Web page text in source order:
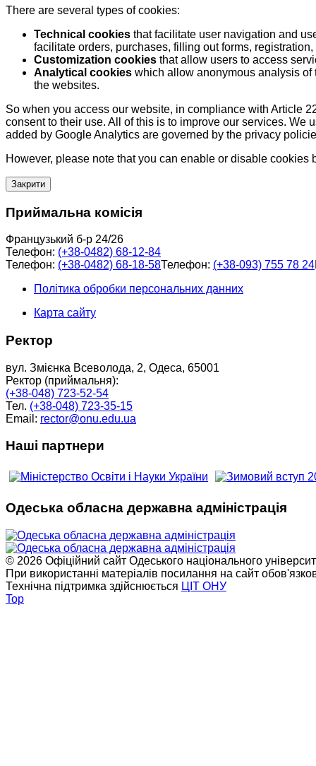
There are several types of cookies:
Technical cookies that facilitate user navigation and
facilitate orders, purchases, filling out forms,
Customization cookies that allow users to access
Analytical cookies which allow anonymous analysis
the websites.
So when you access our website, in compliance with Article
consent to their use. All of this is to improve our services.
added by Google Analytics are governed by the privacy
However, please note that you can enable or disable cookies
Закрити
Приймальна комісія
Французький б-р 24/26
Телефон: (+38-0482) 68-12-84
Телефон: (+38-0482) 68-18-58Телефон: (+38-093) 755 78 24
Політика обробки персональних данних
Карта сайту
Ректор
вул. Змієнка Всеволода, 2, Одеса, 65001
Ректор (приймальня):
(+38-048) 723-52-54
Тел. (+38-048) 723-35-15
Email: rector@onu.edu.ua
Наші партнери
Одеська обласна державна адміністрація
© 2026 Офіційний сайт Одеського національного
При використанні матеріалів посилання на сайт
Технічна підтримка здійснюється ЦІТ ОНУ
Top